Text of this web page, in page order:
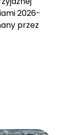
2026-
przez